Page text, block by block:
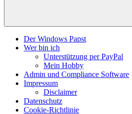
Der Windows Papst
Wer bin ich
Unterstützung per PayPal
Mein Hobby
Admin und Compliance Software
Impressum
Disclaimer
Datenschutz
Cookie-Richtlinie